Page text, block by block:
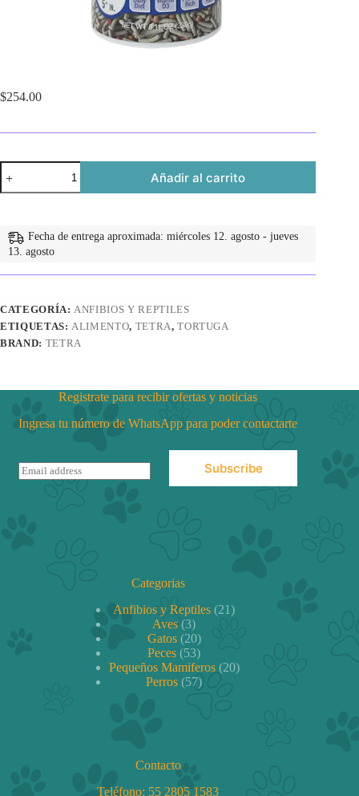
$254.00
Reptomin
Adult
Turtle
oz
(230
cantidad
Añadir al carrito
Fecha de entrega aproximada: miércoles 12. agosto - jueves
13. agosto
CATEGORÍA:ANFIBIOS Y REPTILES
ETIQUETAS:ALIMENTO, TETRA,TORTUGA
BRAND: TETRA
Registrate para recibir ofertas y noticias
Ingresa tu número de WhatsApp para poder contactarte
E
m
Subscribe
Categorias
Anfibios y Reptiles 2121
Aves 33
productos
Gatos 2020
productos
Peces 5353
productos
Pequeños Mamiferos 2020
Perros 5757
Contacto
Teléfono: 55 2805 1583